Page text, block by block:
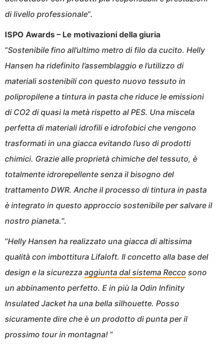
di livello professionale“.
ISPO Awards – Le motivazioni della giuria
“Sostenibile fino all’ultimo metro di filo da cucito. Helly
Hansen ha ridefinito l’assemblaggio e l’utilizzo di
materiali sostenibili con questo nuovo tessuto in
polipropilene a tintura in pasta che riduce le emissioni
di CO2 di quasi la metà rispetto al PES. Una miscela
perfetta di materiali idrofili e idrofobici che vengono
trasformati in una giacca evitando l’uso di prodotti
chimici. Grazie alle proprietà chimiche del tessuto, è
totalmente idrorepellente senza il bisogno del
trattamento DWR. Anche il processo di tintura in pasta
è integrato in questo approccio sostenibile per salvare il
nostro pianeta.“.
“Helly Hansen ha realizzato una giacca di altissima
qualità con imbottitura Lifaloft. Il concetto alla base del
design e la sicurezza aggiunta dal sistema Recco sono
un abbinamento perfetto. E in più la Odin Infinity
Insulated Jacket ha una bella silhouette. Posso
sicuramente dire che è un prodotto di punta per il
prossimo tour in montagna! ”